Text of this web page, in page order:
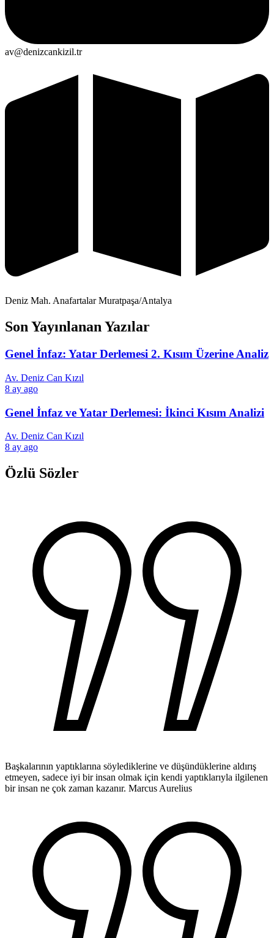
av@denizcankizil.tr
Deniz Mah. Anafartalar Muratpaşa/Antalya
Son Yayınlanan Yazılar
Genel İnfaz: Yatar Derlemesi 2. Kısım Üzerine Analiz
Av. Deniz Can Kızıl
8 ay ago
Genel İnfaz ve Yatar Derlemesi: İkinci Kısım Analizi
Av. Deniz Can Kızıl
8 ay ago
Özlü Sözler
Başkalarının yaptıklarına söylediklerine ve düşündüklerine aldırış
etmeyen, sadece iyi bir insan olmak için kendi yaptıklarıyla ilgilenen
bir insan ne çok zaman kazanır. Marcus Aurelius